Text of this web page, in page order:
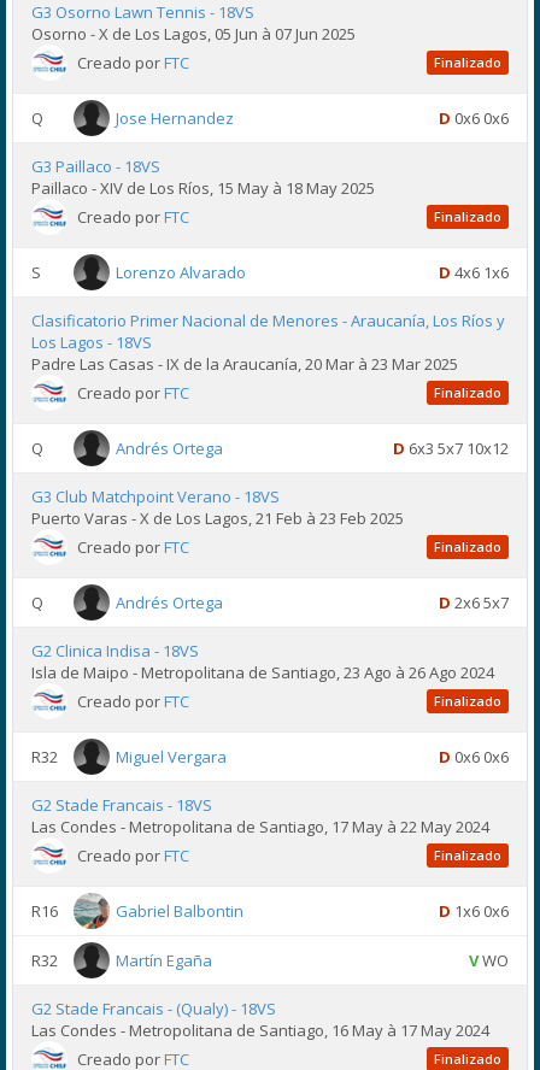
G3 Osorno Lawn Tennis - 18VS
Osorno - X de Los Lagos, 05 Jun à 07 Jun 2025
Creado porFTC Finalizado
Q Jose Hernandez D 0x6 0x6
G3 Paillaco - 18VS
Paillaco - XIV de Los Ríos, 15 May à 18 May 2025
Creado porFTC Finalizado
S Lorenzo Alvarado D 4x6 1x6
Clasificatorio Primer Nacional de Menores - Araucanía, Los Ríos y
Los Lagos - 18VS
Padre Las Casas - IX de la Araucanía, 20 Mar à 23 Mar 2025
Creado porFTC Finalizado
Q Andrés Ortega D 6x3 5x7 10x12
G3 Club Matchpoint Verano - 18VS
Puerto Varas - X de Los Lagos, 21 Feb à 23 Feb 2025
Creado porFTC Finalizado
Q Andrés Ortega D 2x6 5x7
G2 Clinica Indisa - 18VS
Isla de Maipo - Metropolitana de Santiago, 23 Ago à 26 Ago 2024
Creado porFTC Finalizado
R32 Miguel Vergara D 0x6 0x6
G2 Stade Francais - 18VS
Las Condes - Metropolitana de Santiago, 17 May à 22 May 2024
Creado porFTC Finalizado
R16 Gabriel Balbontin D 1x6 0x6
R32 Martín Egaña VWO
G2 Stade Francais - (Qualy) - 18VS
Las Condes - Metropolitana de Santiago, 16 May à 17 May 2024
Creado porFTC Finalizado